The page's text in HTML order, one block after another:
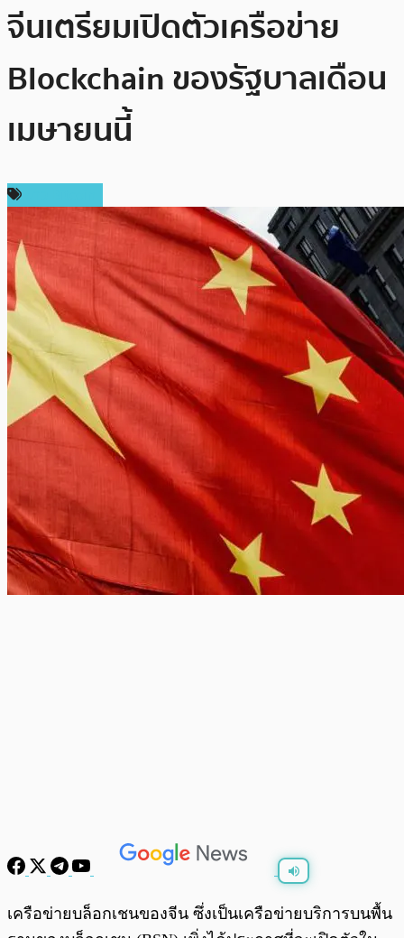
จีนเตรียมเปิดตัวเครือข่าย
Blockchain ของรัฐบาลเดือน
เมษายนนี้
พร้อมเล่น 0:00
เครือข่ายบล็อกเชนของจีน ซึ่งเป็นเครือข่ายบริการบนพื้น